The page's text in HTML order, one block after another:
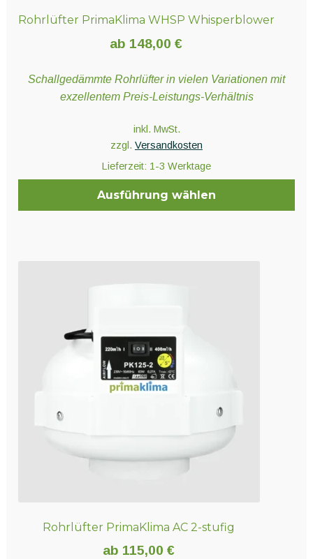
Rohrlüfter PrimaKlima WHSP Whisperblower
ab 148,00€
Schallgedämmte Rohrlüfter in vielen Variationen mit
exzellentem Preis-Leistungs-Verhältnis
inkl. MwSt.
zzgl. Versandkosten
Lieferzeit: 1-3 Werktage
Ausführung wählen
Produktseite
gewählt
Rohrlüfter PrimaKlima AC 2-stufig
ab 115,00€